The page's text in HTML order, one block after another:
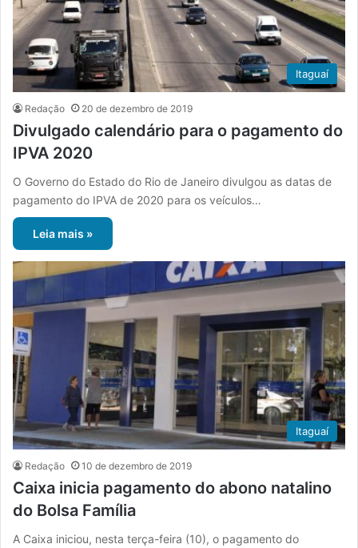
Itaguaí
Redação 20 de dezembro de 2019
Divulgado calendário para o pagamento do
IPVA 2020
O Governo do Estado do Rio de Janeiro divulgou as datas de
pagamento do IPVA de 2020 para os veículos…
Leia mais »
Itaguaí
Redação 10 de dezembro de 2019
Caixa inicia pagamento do abono natalino
do Bolsa Família
A Caixa iniciou, nesta terça-feira (10), o pagamento do